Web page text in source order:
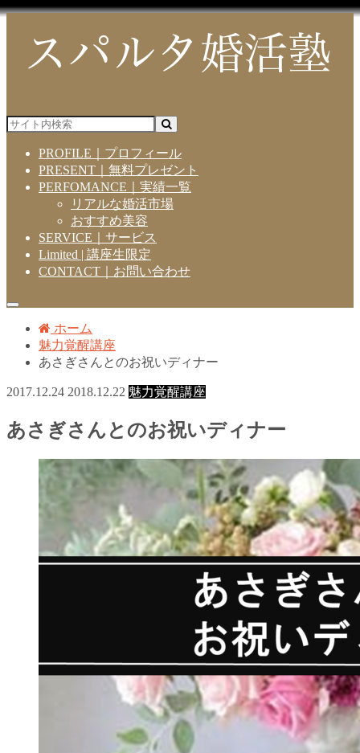
PROFILE｜プロフィール
PRESENT｜無料プレゼント
PERFOMANCE｜実績一覧
リアルな婚活市場
おすすめ美容
SERVICE｜サービス
Limited | 講座生限定
CONTACT｜お問い合わせ
ホーム
魅力覚醒講座
あさぎさんとのお祝いディナー
2017.12.24 2018.12.22 魅力覚醒講座
あさぎさんとのお祝いディナー